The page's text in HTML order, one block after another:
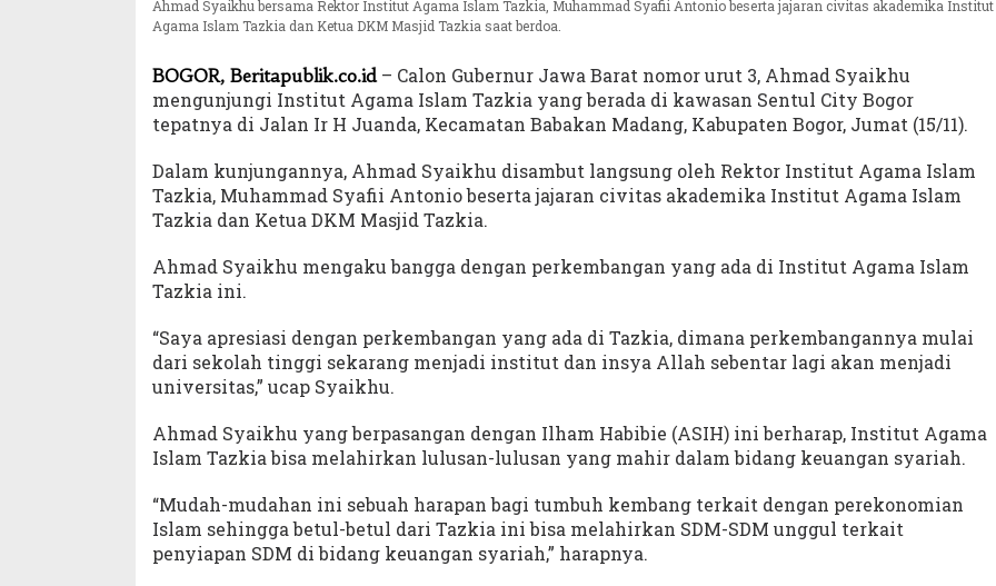
Ahmad Syaikhu bersama Rektor Institut Agama Islam Tazkia, Muhammad Syafii Antonio beserta jajaran civitas akademika Institut
Agama Islam Tazkia dan Ketua DKM Masjid Tazkia saat berdoa.
BOGOR, Beritapublik.co.id– Calon Gubernur Jawa Barat nomor urut 3, Ahmad Syaikhu
mengunjungi Institut Agama Islam Tazkia yang berada di kawasan Sentul City Bogor
tepatnya di Jalan Ir H Juanda, Kecamatan Babakan Madang, Kabupaten Bogor, Jumat (15/11).
Dalam kunjungannya, Ahmad Syaikhu disambut langsung oleh Rektor Institut Agama Islam
Tazkia, Muhammad Syafii Antonio beserta jajaran civitas akademika Institut Agama Islam
Tazkia dan Ketua DKM Masjid Tazkia.
Ahmad Syaikhu mengaku bangga dengan perkembangan yang ada di Institut Agama Islam
Tazkia ini.
“Saya apresiasi dengan perkembangan yang ada di Tazkia, dimana perkembangannya mulai
dari sekolah tinggi sekarang menjadi institut dan insya Allah sebentar lagi akan menjadi
universitas,” ucap Syaikhu.
Ahmad Syaikhu yang berpasangan dengan Ilham Habibie (ASIH) ini berharap, Institut Agama
Islam Tazkia bisa melahirkan lulusan-lulusan yang mahir dalam bidang keuangan syariah.
“Mudah-mudahan ini sebuah harapan bagi tumbuh kembang terkait dengan perekonomian
Islam sehingga betul-betul dari Tazkia ini bisa melahirkan SDM-SDM unggul terkait
penyiapan SDM di bidang keuangan syariah,” harapnya.